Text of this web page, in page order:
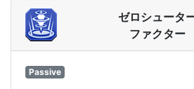
ゼロシュータ
ファクター
Passive